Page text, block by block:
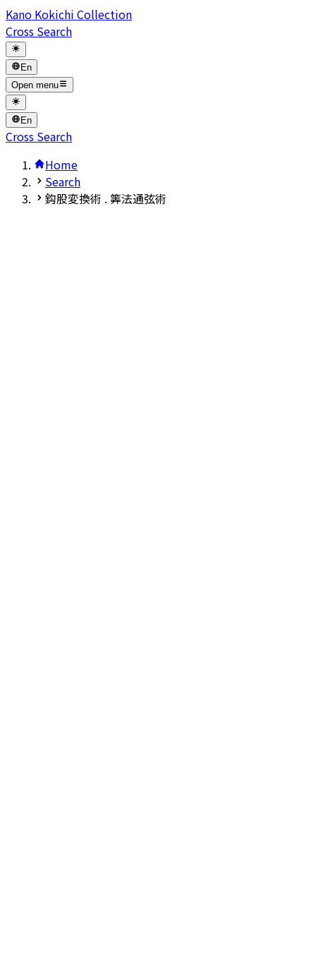
Kano Kokichi Collection
Cross Search
En
Open menu
En
Cross Search
Home
Search
鈎股変換術 . 筭法通弦術